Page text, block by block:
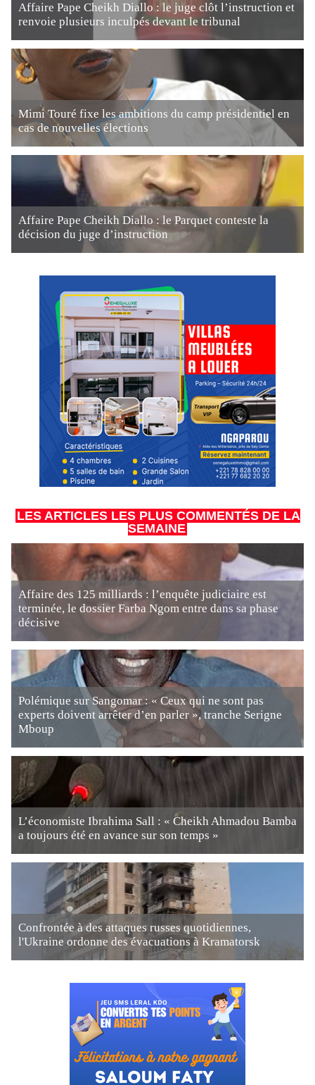
Affaire Pape Cheikh Diallo : le juge clôt l’instruction et
renvoie plusieurs inculpés devant le tribunal
Mimi Touré fixe les ambitions du camp présidentiel en
cas de nouvelles élections
Affaire Pape Cheikh Diallo : le Parquet conteste la
décision du juge d’instruction
LES ARTICLES LES PLUS COMMENTÉS DE LA
SEMAINE
Affaire des 125 milliards : l’enquête judiciaire est
terminée, le dossier Farba Ngom entre dans sa phase
décisive
Polémique sur Sangomar : « Ceux qui ne sont pas
experts doivent arrêter d’en parler », tranche Serigne
Mboup
L’économiste Ibrahima Sall : « Cheikh Ahmadou Bamba
a toujours été en avance sur son temps »
Confrontée à des attaques russes quotidiennes,
l'Ukraine ordonne des évacuations à Kramatorsk